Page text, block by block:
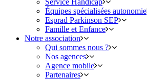
Service Handicap
Équipes spécialisées autonomie
Esprad Parkinson SEP
Famille et Enfance
Notre association
Qui sommes nous ?
Nos agences
Agence mobile
Partenaires